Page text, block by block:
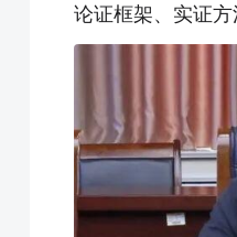
论证框架、实证